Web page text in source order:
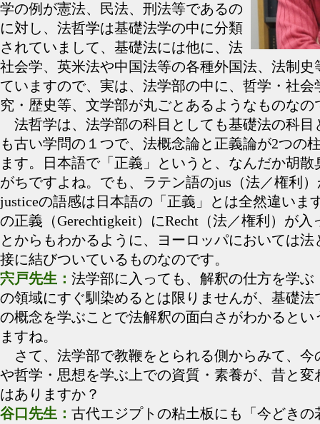
学の例が憲法、民法、刑法等であるの
に対し、法哲学は基礎法学の中に分類
されていまして、基礎法には他に、法
社会学、英米法や中国法等の各種外国法、法制史
ていますので、実は、法学部の中に、哲学・社会
究・歴史等、文学部が丸ごとあるようなものなの
法哲学は、法学部の科目としても基礎法の科目
も古い学問の１つで、法概念論と正義論が2つの
ます。日本語で「正義」というと、なんだか胡散
がちですよね。でも、ラテン語のjus（法／権利
justiceの語感は日本語の「正義」とは全然違いま
の正義（Gerechtigkeit）にRecht（法／権利）が入
とからもわかるように、ヨーロッパにおいては法
接に結びついているものなのです。
宍戸先生： 法学部に入っても、解釈の仕方を学ぶ
の領域にすぐ馴染めるとは限りませんが、基礎法
の概念を学ぶことで法解釈の面白さがわかるとい
ますね。
さて、法学部で教鞭をとられる側からみて、今
や哲学・思想を学ぶ上での資質・素養が、昔と変
はありますか？
谷口先生： 古代エジプトの粘土板にも「今どき